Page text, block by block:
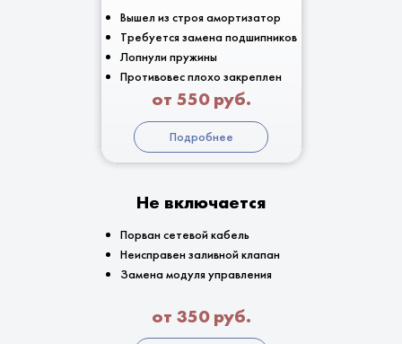
Вышел из строя амортизатор
Требуется замена подшипников
Лопнули пружины
Противовес плохо закреплен
от 550 руб.
Подробнее
Не включается
Порван сетевой кабель
Неисправен заливной клапан
Замена модуля управления
от 350 руб.